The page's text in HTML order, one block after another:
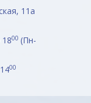
11а
00 (Пн-
00